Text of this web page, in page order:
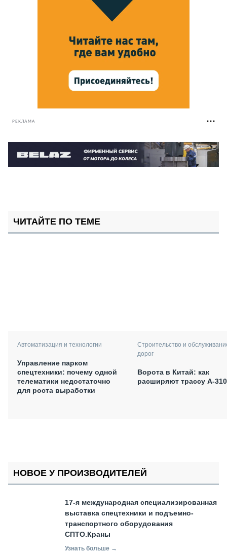
РЕКЛАМА
ЧИТАЙТЕ ПО ТЕМЕ
Автоматизация и технологии
Управление парком
спецтехники: почему одной
телематики недостаточно
для роста выработки
Строительство и
дорог
Ворота в Китай: как
расширяют трассу А-310
НОВОЕ У ПРОИЗВОДИТЕЛЕЙ
17-я международная специализированная
выставка спецтехники и подъемно-
транспортного оборудования
СПТО.Краны
Узнать больше →